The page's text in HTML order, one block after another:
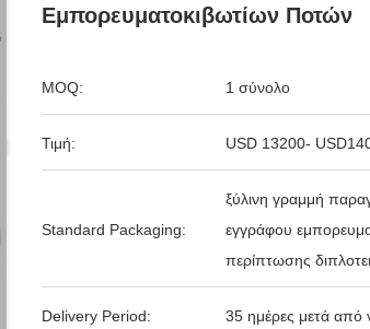
Εμπορευματοκιβωτίων Ποτών
MOQ: 1 σύνολο
Τιμή: USD 13200-
Standard Packaging:
ξύλινη γραμμή
εγγράφου
περίπτωσης
Delivery Period: 35 ημέρες μετά από